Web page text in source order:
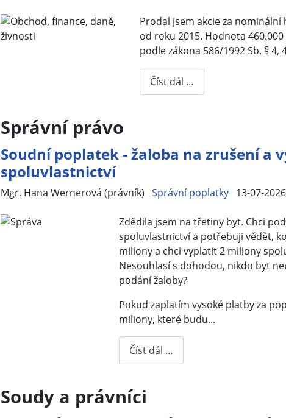
Prodal jsem akcie za
od roku 2015. Hodnota
podle zákona 586/1992 Sb. § 4,
Číst dál …
Správní právo
Soudní poplatek - žaloba na zrušení a
spoluvlastnictví
Základní údaje
Mgr. Hana Wernerová (právník) Správní poplatky 13-07-2026
Zdědila jsem na třetiny byt. Chci
spoluvlastnictví a potřebuji vědět,
miliony a chci vyplatit 2 miliony
Nesouhlasí s dohodou, nikdo byt
podání žaloby?
Pokud zaplatím vysoké platby za
miliony, které budu...
Číst dál …
Soudy a právníci